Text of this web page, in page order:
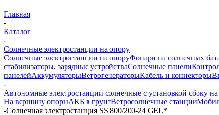
Главная
-
Каталог
-
Солнечные электростанции на опору
Солнечные электростанции на опоруФонари на солнечных
стабилизаторы, зарядные устройстваСолнечные панели
панелейАккумуляторыВетрогенераторыКабель и коннекторы
-
Автономные электростанции солнечные с установкой сбоку
На вершину опорыАКБ в грунтВетросолнечные станции
-Солнечная электростанция SS 800/200-24 GEL*